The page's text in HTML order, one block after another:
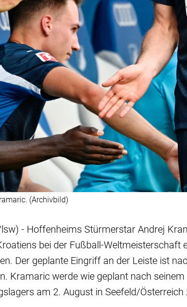
(Archivbild)
- Hoffenheims Stürmerstar Andrej
bei der Fußball-Weltmeisterschaft
Der geplante Eingriff an der Leiste ist
Kramaric werde wie geplant nach
am 2. August in Seefeld/